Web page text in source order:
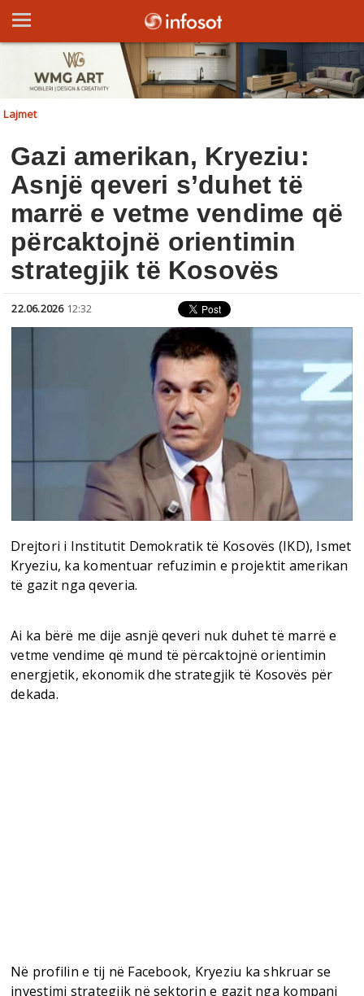
Lajmet
Gazi amerikan, Kryeziu:
Asnjë qeveri s’duhet të
marrë e vetme vendime që
përcaktojnë orientimin
strategjik të Kosovës
22.06.2026 12:32
Drejtori i Institutit Demokratik të Kosovës (IKD), Ismet
Kryeziu, ka komentuar refuzimin e projektit amerikan
të gazit nga qeveria.
Ai ka bërë me dije asnjë qeveri nuk duhet të marrë e
vetme vendime që mund të përcaktojnë orientimin
energjetik, ekonomik dhe strategjik të Kosovës për
dekada.
Në profilin e tij në Facebook, Kryeziu ka shkruar se
investimi strategjik në sektorin e gazit nga kompani